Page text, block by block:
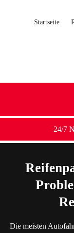
Startseite
24/7
Die meisten